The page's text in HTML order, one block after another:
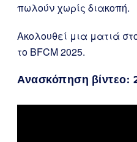
πωλούν χωρίς διακοπή.
Ακολουθεί μια ματιά
το BFCM 2025.
Ανασκόπηση βίντεο: